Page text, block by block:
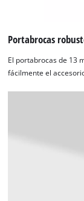
Portabrocas
El portabrocas de 13
fácilmente el